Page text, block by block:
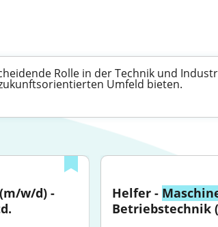
Rolle in der Technik und
Umfeld bieten.
Helfer -
Betriebstechnik